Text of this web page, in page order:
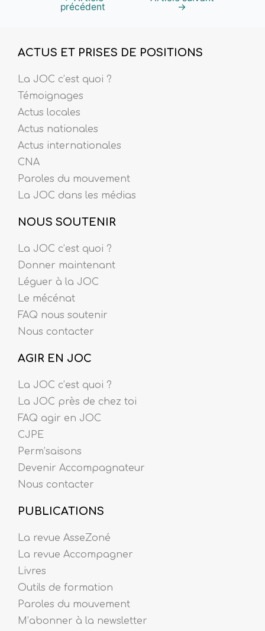
précédent →
ACTUS ET PRISES DE POSITIONS
La JOC c’est quoi ?
Témoignages
Actus locales
Actus nationales
Actus internationales
CNA
Paroles du mouvement
La JOC dans les médias
NOUS SOUTENIR
La JOC c’est quoi ?
Donner maintenant
Léguer à la JOC
Le mécénat
FAQ nous soutenir
Nous contacter
AGIR EN JOC
La JOC c’est quoi ?
La JOC près de chez toi
FAQ agir en JOC
CJPE
Perm’saisons
Devenir Accompagnateur
Nous contacter
PUBLICATIONS
La revue AsseZoné
La revue Accompagner
Livres
Outils de formation
Paroles du mouvement
M’abonner à la newsletter